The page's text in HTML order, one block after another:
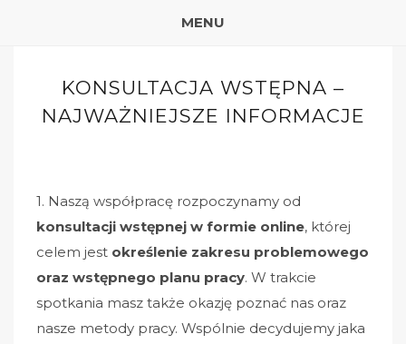
MENU
KONSULTACJA WSTĘPNA –
NAJWAŻNIEJSZE INFORMACJE
1. Naszą współpracę rozpoczynamy od
konsultacji wstępnej w formie online, której
celem jest określenie zakresu problemowego
oraz wstępnego planu pracy. W trakcie
spotkania masz także okazję poznać nas oraz
nasze metody pracy. Wspólnie decydujemy jaka